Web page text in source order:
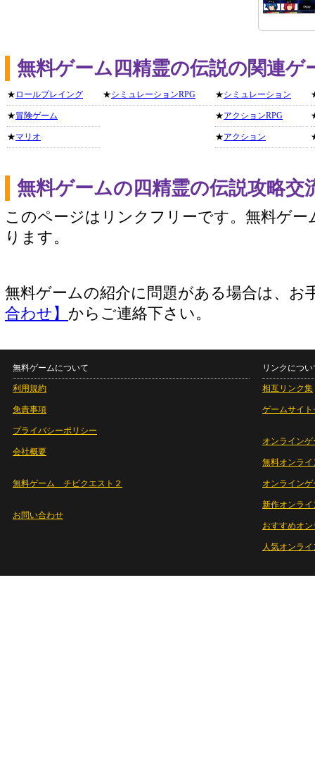
無料ゲーム四精霊の伝説の関連ゲ
★ ロールプレイング
★冒険ゲーム
★マリオ
★シミュレーションRPG ★シミュレーション
★アクションRPG
★アクション
無料ゲームの四精霊の伝説攻略交
このページはリンクフリーです。無料ゲー
ります。
無料ゲームの紹介に問題がある場合は、お
合わせ】 からご連絡下さい。
無料ゲームについて
利用規約
免責事項
プライバシーポリシー
会社概要
無料ゲーム チビクエスト２
お問い合わせ
リンクについ
相互リンク集
ゲームサイト
オンラインゲ
無料オンライ
オンライン
新作オンライ
おすすめオ
人気オンラ